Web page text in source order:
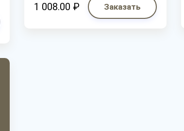
1 008.00 ₽ Заказать